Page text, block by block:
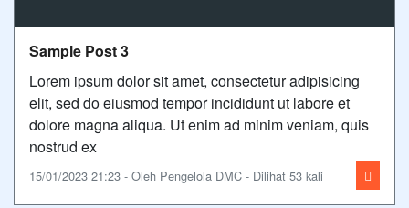
Sample Post 3
Lorem ipsum dolor sit amet, consectetur adipisicing
elit, sed do eiusmod tempor incididunt ut labore et
dolore magna aliqua. Ut enim ad minim veniam, quis
nostrud ex
15/01/2023 21:23 - Oleh Pengelola DMC - Dilihat 53 kali